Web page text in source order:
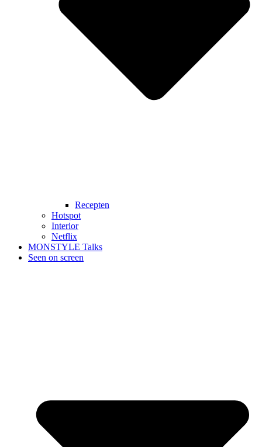
Recepten
Hotspot
Interior
Netflix
MONSTYLE Talks
Seen on screen